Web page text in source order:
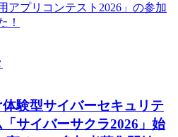
アプリコンテスト2026」の参加
！
験型サイバーセキュリテ
サイバーサクラ2026」始